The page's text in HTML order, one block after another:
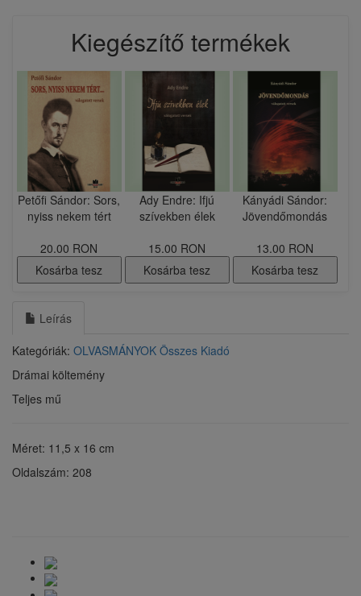
Kiegészítő termékek
Petőfi Sándor: Sors,
nyiss nekem tért
20.00 RON
Kosárba tesz
Ady Endre: Ifjú
szívekben élek
15.00 RON
Kosárba tesz
Kányádi Sándor:
Jövendőmondás
13.00 RON
Kosárba tesz
Leírás
Kategóriák: OLVASMÁNYOK Összes Kiadó
Drámai költemény
Teljes mű
Méret: 11,5 x 16 cm
Oldalszám: 208